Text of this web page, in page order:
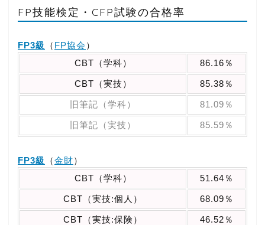
FP技能検定・CFP試験の合格率
FP3級 （ FP協会 ）
CBT（学科）
86.16％
CBT（実技） 85.38％
旧筆記（学科） 81.09％
旧筆記（実技） 85.59％
FP3級 （金財）
CBT（学科）
51.64％
CBT（実技:個人） 68.09％
CBT（実技:保険） 46.52％